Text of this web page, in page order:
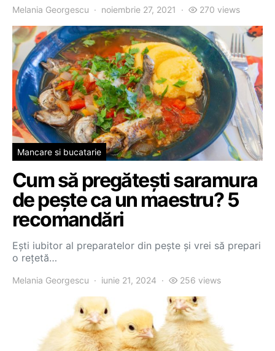
Melania Georgescu noiembrie 27, 2021 270 views
Mancare si bucatarie
Cum să pregătești saramura
de pește ca un maestru? 5
recomandări
Ești iubitor al preparatelor din pește și vrei să prepari
o rețetă…
Melania Georgescu iunie 21, 2024 256 views